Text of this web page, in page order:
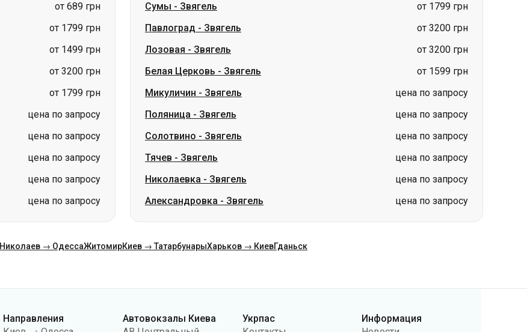
от 689 грн
от 1799 грн
от 1499 грн
от 3200 грн
от 1799 грн
цена по запросу
цена по запросу
цена по запросу
цена по запросу
цена по запросу
Сумы - Звягель
от 1799 грн
Павлоград - Звягель
от 3200 грн
Лозовая - Звягель
от 3200 грн
Белая Церковь - Звягель
от 1599 грн
Микуличин - Звягель
цена по запросу
Поляница - Звягель
цена по запросу
Солотвино - Звягель
цена по запросу
Тячев - Звягель
цена по запросу
Николаевка - Звягель
цена по запросу
Александровка - Звягель цена по запросу
Николаев → ОдессаЖитомирКиев → ТатарбунарыХарьков → КиевГданьск
Направления
Автовокзалы Киева
Укрпас
Информация